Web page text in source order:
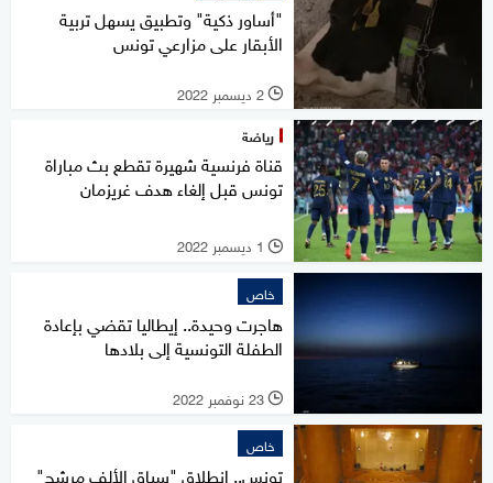
"أساور ذكية" وتطبيق يسهل تربية
الأبقار على مزارعي تونس
l 2 ديسمبر 2022
رياضة
قناة فرنسية شهيرة تقطع بث مباراة
تونس قبل إلغاء هدف غريزمان
l 1 ديسمبر 2022
خاص
هاجرت وحيدة.. إيطاليا تقضي بإعادة
الطفلة التونسية إلى بلادها
l 23 نوفمبر 2022
خاص
تونس.. انطلاق "سباق الألف مرشح"